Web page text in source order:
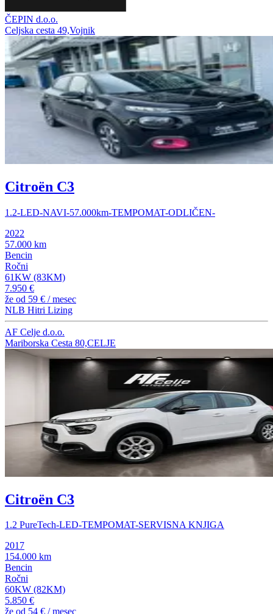
ČEPIN d.o.o.
Celjska cesta 49,Vojnik
Citroën C3
1.2-LED-NAVI-57.000km-TEMPOMAT-ODLIČEN-
2022
57.000 km
Bencin
Ročni
61KW (83KM)
7.950 €
že od 59 € / mesec
NLB Hitri Lizing
AF Celje d.o.o.
Mariborska Cesta 80,CELJE
Citroën C3
1.2 PureTech-LED-TEMPOMAT-SERVISNA KNJIGA
2017
154.000 km
Bencin
Ročni
60KW (82KM)
5.850 €
že od 54 € / mesec